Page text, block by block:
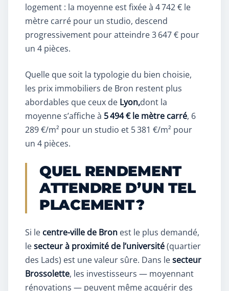
logement : la moyenne est fixée à 4 742 € le
mètre carré pour un studio, descend
progressivement pour atteindre 3 647 € pour
un 4 pièces.
Quelle que soit la typologie du bien choisie,
les prix immobiliers de Bron restent plus
abordables que ceux de Lyon,dont la
moyenne s’affiche à 5 494 € le mètre carré, 6
289 €/m² pour un studio et 5 381 €/m² pour
un 4 pièces.
QUEL RENDEMENT
ATTENDRE D’UN TEL
PLACEMENT ?
Si le centre-ville de Bron est le plus demandé,
lesecteur à proximité de l’université(quartier
des Lads) est une valeur sûre. Dans lesecteur
Brossolette, les investisseurs — moyennant
rénovations — peuvent même acquérir des